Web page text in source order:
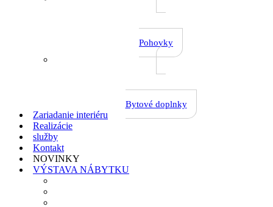
Pohovky
Bytové doplnky
Zariadanie interiéru
Realizácie
služby
Kontakt
NOVINKY
VÝSTAVA NÁBYTKU